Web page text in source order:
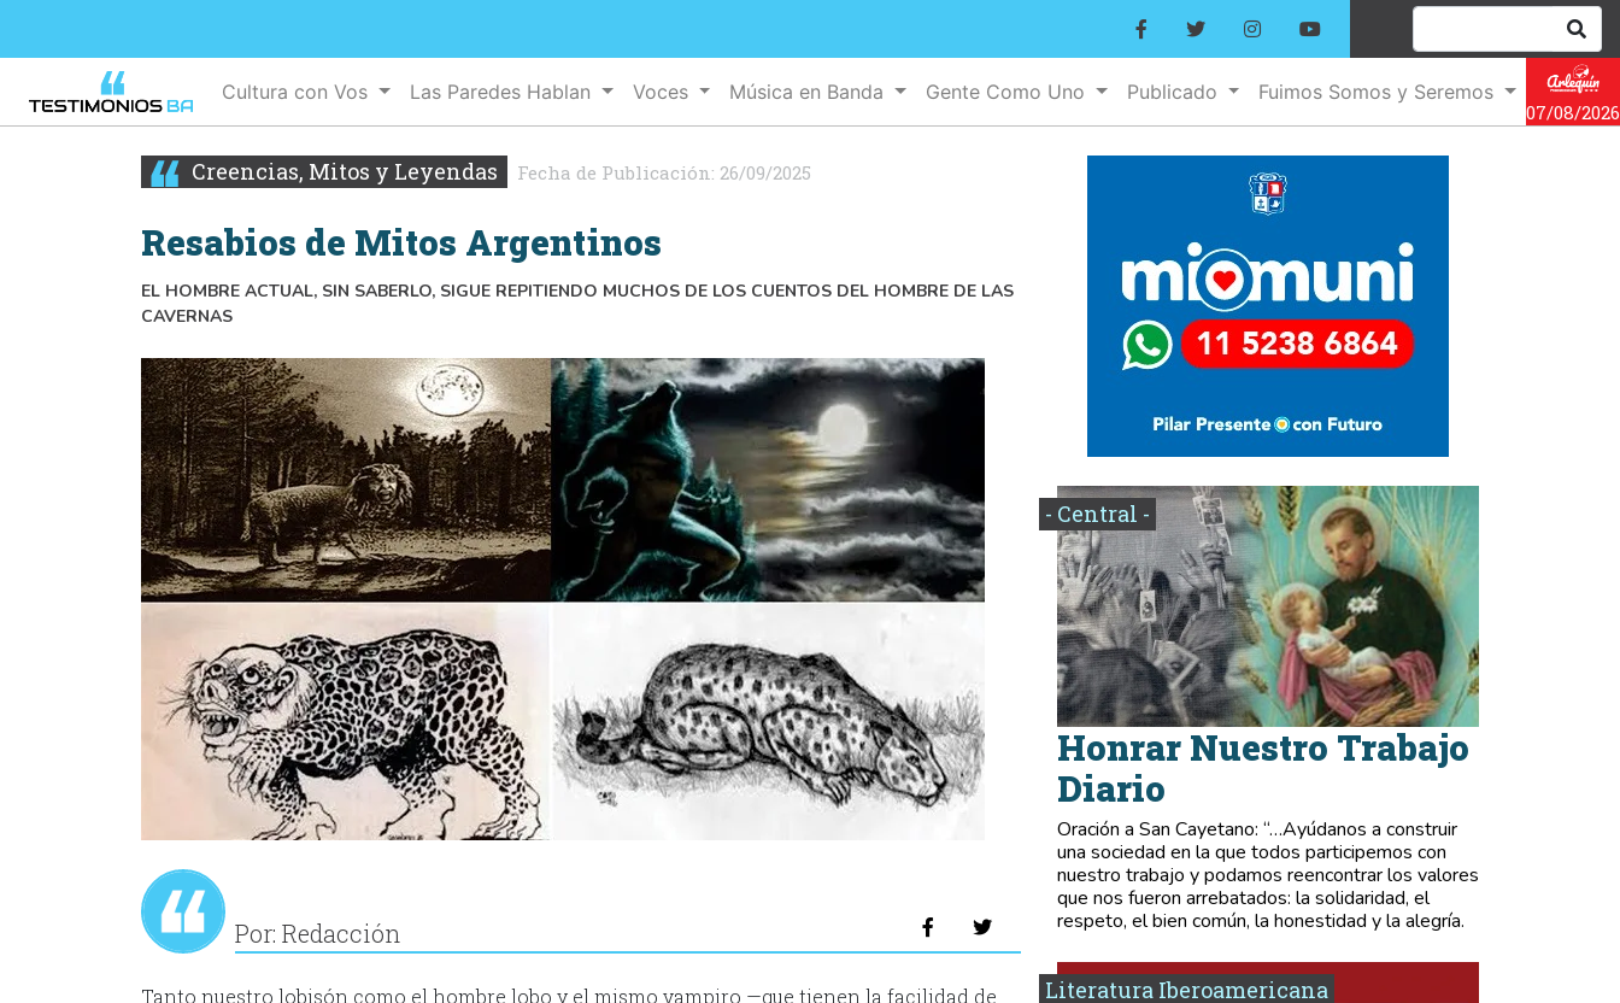
Cultura con Vos Las Paredes Hablan Voces Música en Banda Gente Como Uno Publicado
Fuimos Somos y Seremos
07/08/2026
Creencias, Mitos y Leyendas Fecha de Publicación: 26/09/2025
Resabios de Mitos Argentinos
EL HOMBRE ACTUAL, SIN SABERLO, SIGUE REPITIENDO MUCHOS DE LOS CUENTOS DEL HOMBRE DE LAS
CAVERNAS
Por: Redacción
Tanto nuestro lobisón como el hombre lobo y el mismo vampiro —que tienen la facilidad de
- Central -
Honrar Nuestro Trabajo
Diario
Oración a San Cayetano: “…Ayúdanos a construir
una sociedad en la que todos participemos con
nuestro trabajo y podamos reencontrar los valores
que nos fueron arrebatados: la solidaridad, el
respeto, el bien común, la honestidad y la alegría.
Literatura Iberoamericana